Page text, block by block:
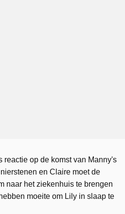
reactie op de komst van Manny's
en Claire moet de
naar het ziekenhuis te brengen
moeite om Lily in slaap te